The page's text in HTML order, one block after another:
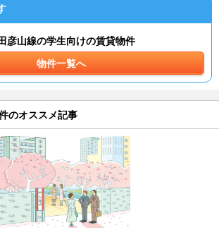
彦山線の学生向けの賃貸物件
物件一覧へ
のオススメ記事